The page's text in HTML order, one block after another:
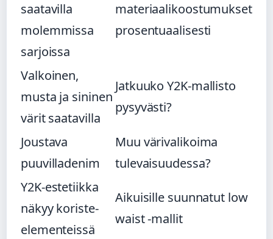
saatavilla
molemmissa
sarjoissa
materiaalikoostumukset
prosentuaalisesti
Valkoinen,
musta ja sininen
värit saatavilla
Jatkuuko Y2K-mallisto
pysyvästi?
Joustava
puuvilladenim
Muu värivalikoima
tulevaisuudessa?
Y2K-estetiikka
näkyy koriste-
elementeissä
Aikuisille suunnatut low
waist -mallit